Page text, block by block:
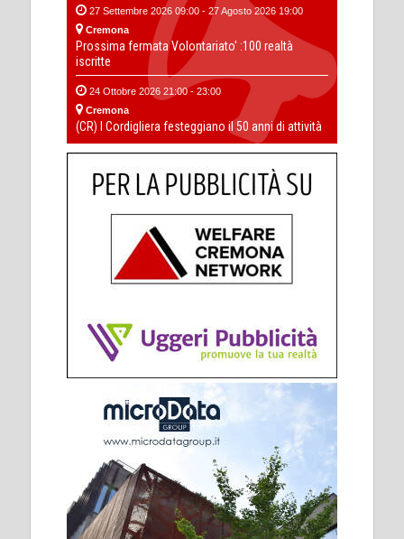
27 Settembre 2026 09:00 - 27 Agosto 2026 19:00
Cremona
Prossima fermata Volontariato' :100 realtà
iscritte
24 Ottobre 2026 21:00 - 23:00
Cremona
(CR) I Cordigliera festeggiano il 50 anni di attività